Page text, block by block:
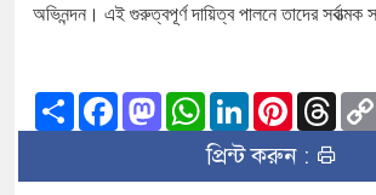
অভিনন্দন। এই গুরুত্বপূর্ণ দায়িত্ব পালনে তাদের সর্বাত্মক
ShareFacebook
Mastodon
WhatsApp
LinkedIn
প্রিন্ট করুন :